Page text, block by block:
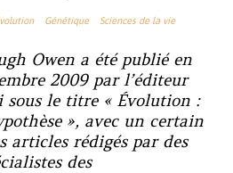
Génétique Sciences de la vie
Owen a été publié en
2009 par l’éditeur
le titre « Évolution :
», avec un certain
articles rédigés par des
des